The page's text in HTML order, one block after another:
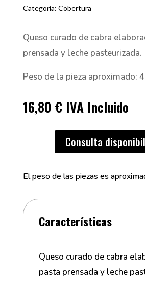
Categoría: Cobertura
Queso curado de cabra
prensada y leche pasteurizada.
Peso de la pieza aproximado:
16,80 € IVA Incluido
Consulta
El peso de las piezas es
Características
Queso curado de cabra
pasta prensada y leche